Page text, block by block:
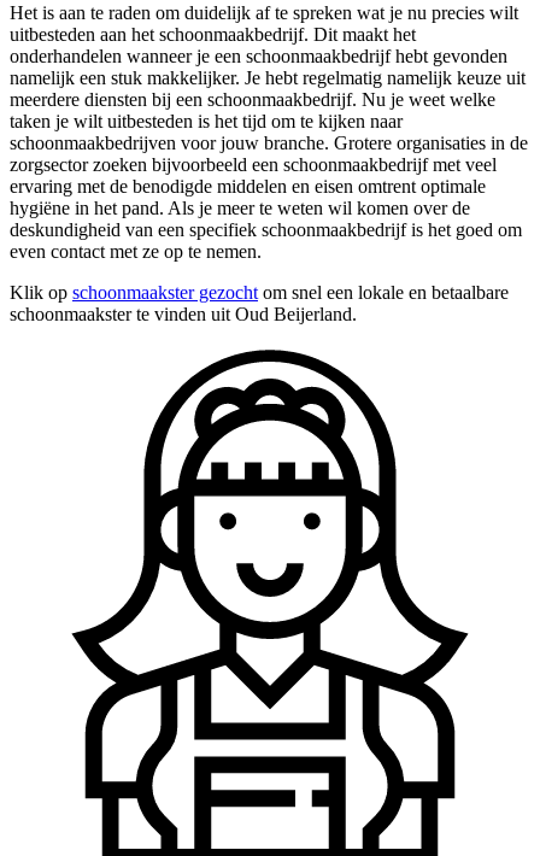
Het is aan te raden om duidelijk af te spreken wat je nu precies wilt
uitbesteden aan het schoonmaakbedrijf. Dit maakt het
onderhandelen wanneer je een schoonmaakbedrijf hebt gevonden
namelijk een stuk makkelijker. Je hebt regelmatig namelijk keuze uit
meerdere diensten bij een schoonmaakbedrijf. Nu je weet welke
taken je wilt uitbesteden is het tijd om te kijken naar
schoonmaakbedrijven voor jouw branche. Grotere organisaties in de
zorgsector zoeken bijvoorbeeld een schoonmaakbedrijf met veel
ervaring met de benodigde middelen en eisen omtrent optimale
hygiëne in het pand. Als je meer te weten wil komen over de
deskundigheid van een specifiek schoonmaakbedrijf is het goed om
even contact met ze op te nemen.
Klik op schoonmaakster gezocht om snel een lokale en betaalbare
schoonmaakster te vinden uit Oud Beijerland.